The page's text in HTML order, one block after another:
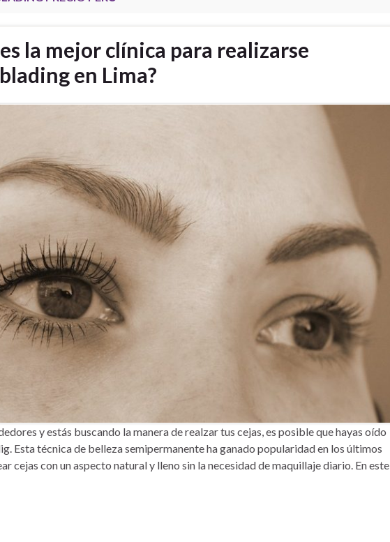
la mejor clínica para realizarse
en Lima?
y estás buscando la manera de realzar tus cejas, es posible que hayas oído
Esta técnica de belleza semipermanente ha ganado popularidad en los últimos
cejas con un aspecto natural y lleno sin la necesidad de maquillaje diario. En este